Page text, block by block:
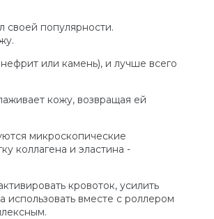
своей популярности.
или камень), и лучше всего
кожу, возвращая ей
микроскопические
коллагена и эластина -
кровоток, усилить
вместе с роллером